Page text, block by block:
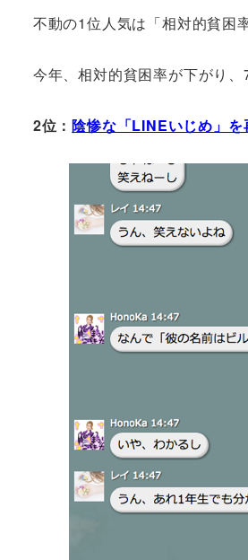
不動の1位人気は「相対的貧困
今年、相対的貧困率が下がり
2位：陰惨な「LINEいじめ」を